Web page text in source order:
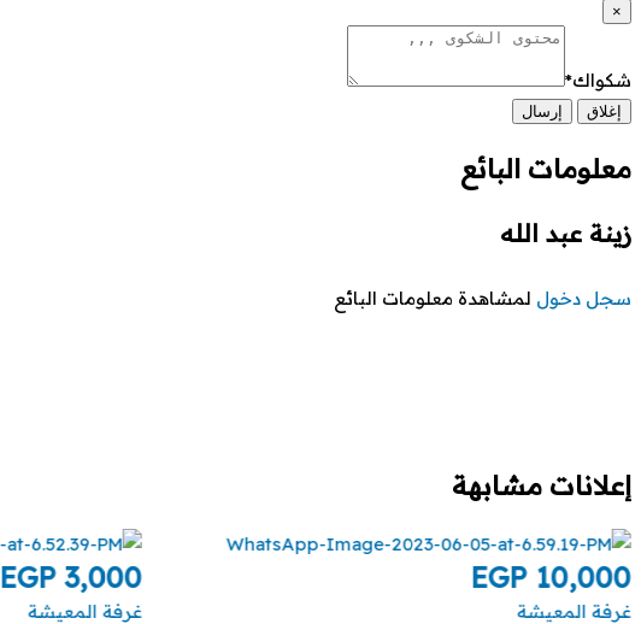
×
شكواك*
إغلاق إرسال
معلومات البائع
زينة عبد الله
سجل دخول لمشاهدة معلومات البائع
إعلانات مشابهة
EGP 10,000
غرفة المعيشة
EGP3,000
غرفة المعيشة